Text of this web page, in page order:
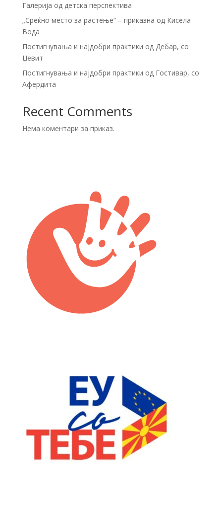
Галерија од детска перспектива
„Среќно место за растење“ – приказна од Кисела
Вода
Постигнувања и најдобри практики од Дебар, со
Џевит
Постигнувања и најдобри практики од Гостивар, со
Афердита
Recent Comments
Нема коментари за приказ.